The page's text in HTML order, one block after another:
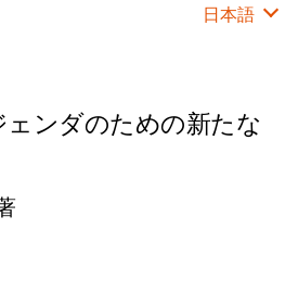
日本語
ンダのための新たな